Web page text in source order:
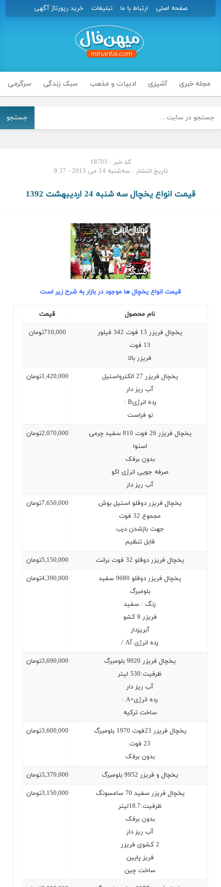
صفحه اصلی ارتباط با ما تبلیغات خرید رپورتاژ آگهی
مجله خبری آشپزی ادبیات و مذهب سبک زندگی سرگرمی
جستجو
کد خبر : 18703
تاریخ انتشار : سه‌شنبه 14 می 2013 - 9:37
قیمت انواع یخچال سه شنبه 24 اردیبهشت 1392
قیمت انواع یخچال ها موجود در بازار به شرح زیر است
نام محصول قیمت
یخچال فریزر 13 فوت 342 فیلور
13 فوت
فریزر بالا
710,000تومان
یخچال فریزر 27 الکترواستیل
آب ریز دار
رده انرژی: B
نو فراست
1,420,000تومان
یخچال فریزر 26 فوت 810 سفید چرمی
اسنوا
بدون برفک
صرفه جویی انرژی اکو
آب ریز دار
2,070,000تومان
یخچال فریزر دوقلو استیل بوش
مجموع 32 فوت
جهت بازشدن درب
قابل تنظیم
7,650,000تومان
یخچال فریزر دوقلو 32 فوت برانت 5,150,000تومان
یخچال فریزر دوقلو 9680 سفید
بلومبرگ
رنگ : سفید
فریزر 8 کشو
آبریزدار
رده انرژی آ/ A
4,390,000تومان
یخچال فریزر 9920 بلومبرگ
ظرفیت:530 لیتر
آب ریز دار
رده انرژی: A+
ساخت ترکیه
3,690,000تومان
یخچال فریزر 23فوت 1970 بلومبرگ
23 فوت
بدون برفک
3,600,000تومان
یخچال و فریزر 9952 بلومبرگ 3,370,000تومان
یخچال فریزر سفید 70 سامسونگ
ظرفیت:18.7لیتر
بدون برفک
آب ریز دار
2 کشوی فریزر
فریز پایین
ساخت چین
3,150,000تومان